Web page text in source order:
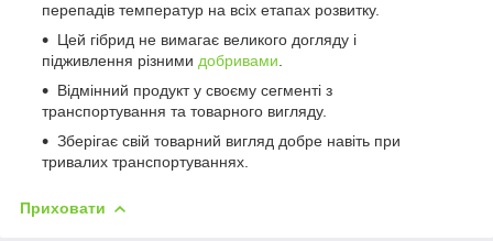
перепадів температур на всіх етапах розвитку.
Цей гібрид не вимагає великого догляду і
підживлення різними добривами
Відмінний продукт у своєму сегменті з
транспортування та товарного вигляду.
Зберігає свій товарний вигляд добре навіть при
тривалих транспортуваннях.
Приховати